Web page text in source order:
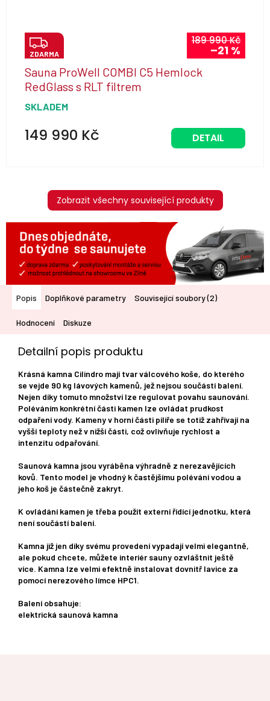
Z
D
A
R
M
A
ZDARMA
189 990 Kč
–21 %
Sauna ProWell COMBI C5 Hemlock
RedGlass s RLT filtrem
SKLADEM
149 990 Kč DETAIL
Zobrazit všechny související produkty
Popis Doplňkové parametry Související soubory (2)
Hodnocení Diskuze
Detailní popis produktu
Krásná kamna Cilindro mají tvar válcového koše, do kterého
se vejde 90 kg lávových kamenů, jež nejsou součástí balení.
Nejen díky tomuto množství lze regulovat povahu saunování.
Poléváním konkrétní části kamen lze ovládat prudkost
odpaření vody. Kameny v horní části pilíře se totiž zahřívají na
vyšší teploty než v nižší části, což ovlivňuje rychlost a
intenzitu odpařování.
Saunová kamna jsou vyráběna výhradně z nerezavějících
kovů. Tento model je vhodný k častějšímu polévání vodou a
jeho koš je částečně zakryt.
K ovládání kamen je třeba použít externí řídící jednotku, která
není součástí balení.
Kamna již jen díky svému provedení vypadají velmi elegantně,
ale pokud chcete, můžete interiér sauny ozvláštnit ještě
více. Kamna lze velmi efektně instalovat dovnitř lavice za
pomocí nerezového límce HPC1.
Balení obsahuje:
elektrická saunová kamna